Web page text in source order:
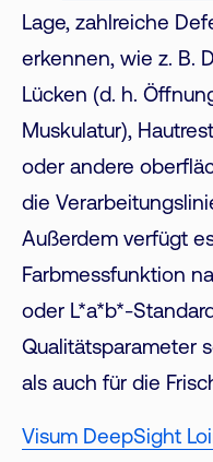
Lage, zahlreiche
erkennen, wie z. B.
Lücken (d. h.
Muskulatur),
oder andere
die
Außerdem verfügt
Farbmessfunktion
oder L*a*b*-
Qualitätsparameter
als auch für die
Visum DeepSight